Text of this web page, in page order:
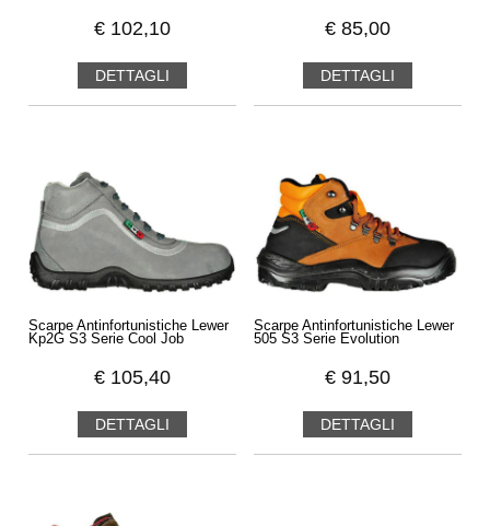
€ 102,10
DETTAGLI
€ 85,00
DETTAGLI
Scarpe Antinfortunistiche Lewer
Kp2G S3 Serie Cool Job
€ 105,40
DETTAGLI
Scarpe Antinfortunistiche Lewer
505 S3 Serie Evolution
€ 91,50
DETTAGLI